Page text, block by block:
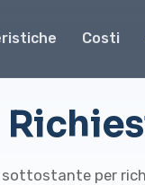
Costi
per